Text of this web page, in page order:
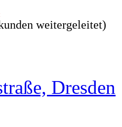
weitergeleitet)
Dresden